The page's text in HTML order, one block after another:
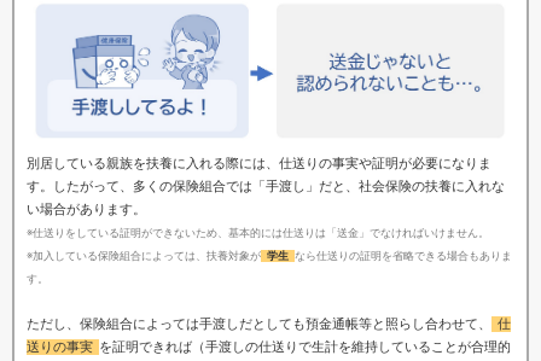
別居している親族を扶養に入れる際には、仕送りの事実や証明が必要になりま
す。したがって、多くの保険組合では「手渡し」だと、社会保険の扶養に入れな
い場合があります。
※仕送りをしている証明ができないため、基本的には仕送りは「送金」でなければいけません。
※加入している保険組合によっては、扶養対象が 学生 なら仕送りの証明を省略できる場合もありま
す。
ただし、保険組合によっては手渡しだとしても預金通帳等と照らし合わせて、
仕
送りの事実 を証明できれば（手渡しの仕送りで生計を維持していることが合理的